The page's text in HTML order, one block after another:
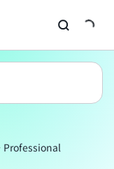
Professional